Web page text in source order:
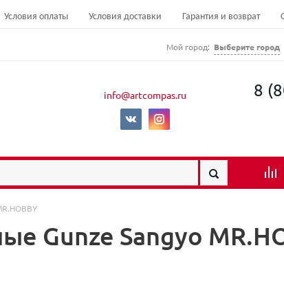
Условия оплаты Условия доставки Гарантия и возврат
Мой город: Выберите город
info@artcompas.ru 8
Gunze Sangyo